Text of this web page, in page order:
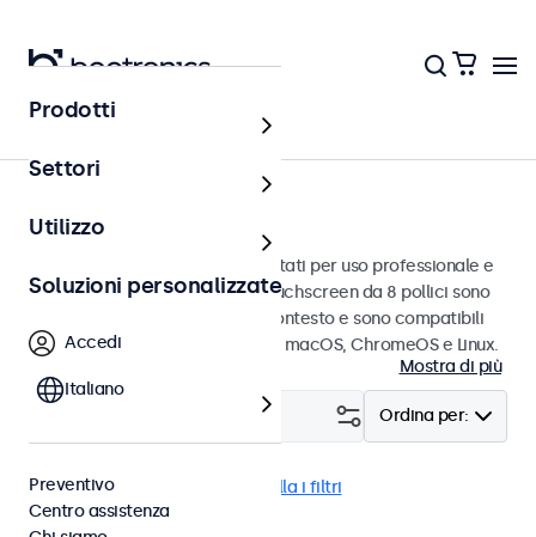
Touchscreen
Touchscreen da 8 pollici
Touchscreen da 8 pollici progettati per uso professionale e
uso continuo. Questi monitor touchscreen da 8 pollici sono
facili da integrare in qualsiasi contesto e sono compatibili
con i sistemi operativi Windows, macOS, ChromeOS e Linux.
Mostra di più
Ordina per:
Touchscreen 8 pollici Cancella i filtri
Prodotti
Settori
Utilizzo
Soluzioni personalizzate
Accedi
Italiano
Preventivo
Centro assistenza